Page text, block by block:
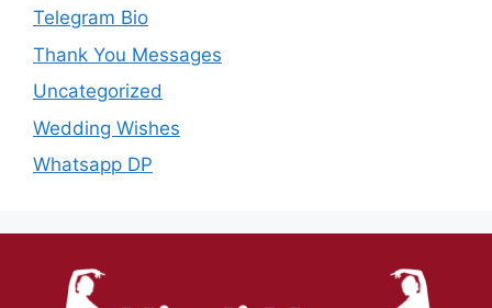
Telegram Bio
Thank You Messages
Uncategorized
Wedding Wishes
Whatsapp DP